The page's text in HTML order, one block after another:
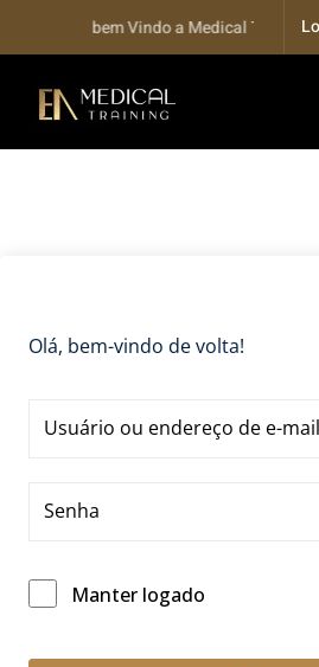
Seja bem Vindo a Medical
Olá, bem-vindo de volta!
Manter logado